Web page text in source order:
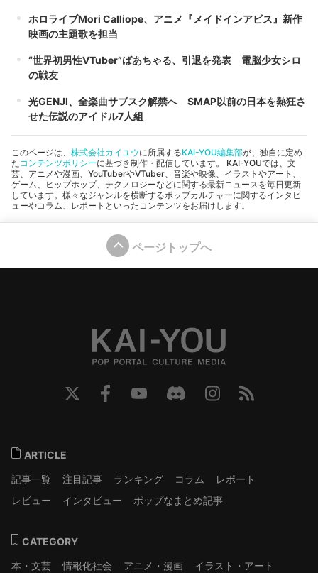
ホロライブMori Calliope、アニメ『メイドインアビス』新作
映画の主題歌を担当
“世界初男性VTuber”ばあちゃる、引退を発表 電脳少女シロ
の戦友
光GENJI、全楽曲サブスク解禁へ SMAP以前の日本を熱狂さ
せた伝説のアイドル7人組
このページは、 株式会社カイユウに所属するKAI-YOU編集部が、独自に定め
たコンテンツポリシーに基づき制作・配信しています。 KAI-YOUでは、文
芸、アニメや漫画、YouTuberやVTuber、音楽や映像、イラストやアート、
ゲーム、ヒップホップ、テクノロジーなどに関する最新ニュースを毎日更新
しています。様々なジャンルを横断するポップカルチャーに関するインタビ
ューやコラム、レポートといったコンテンツをお届けします。
ページトップへ
ARTICLE
記事一覧
注目記事 ランキング コラム
レポート
レビュー
インタビュー ポップなまとめ記事
CATEGORY
本・文芸
情報化社会 アニメ・漫画
イラスト・アート